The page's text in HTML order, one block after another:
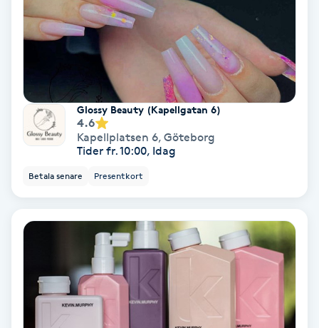
Massage
Medial vägledning
Medicinsk massage
Meditation
Medium
Mesoterapi
Glossy Beauty (Kapellgatan 6)
4.6
Kapellplatsen 6, Göteborg
Tider fr. 10:00, Idag
Betala senare Presentkort